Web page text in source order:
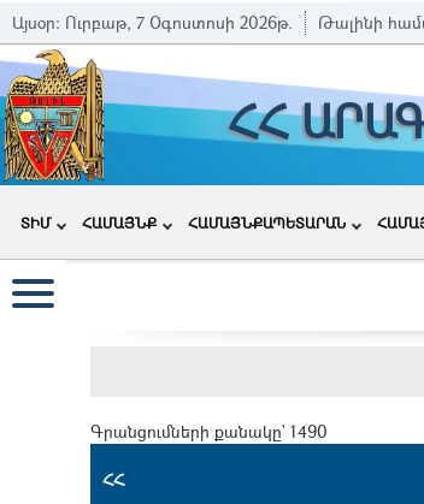
Այսօր: Ուրբաթ, 7 Օգոստոսի 2026թ. Թալինի
ՀՀ
ՏԻՄ ՀԱՄԱՅՆՔ ՀԱՄԱՅՆՔԱՊԵՏԱՐԱՆ
Գրանցումների քանակը` 1490
ՀՀ